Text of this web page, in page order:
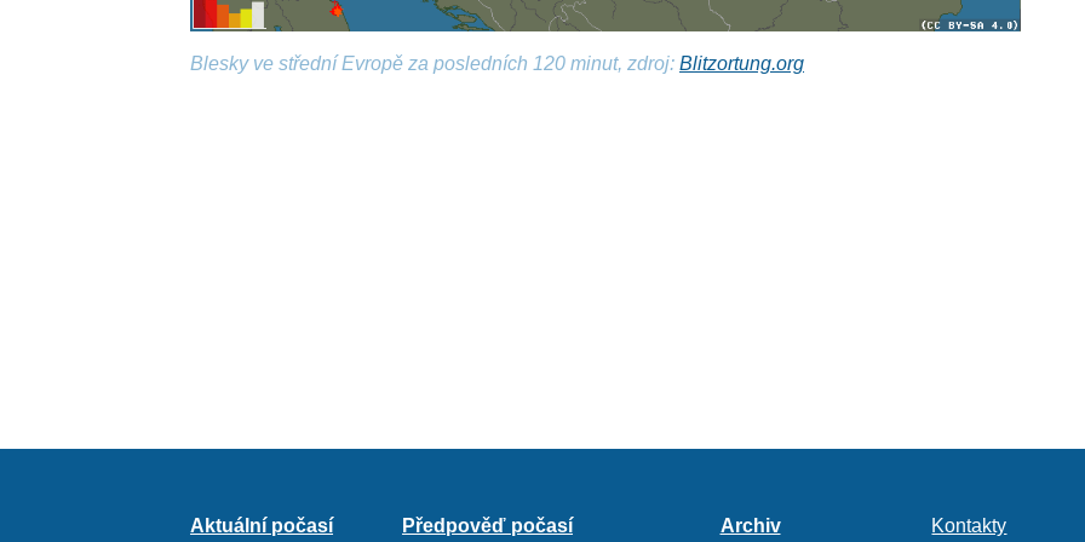
Blesky ve střední Evropě za posledních 120 minut, zdroj:Blitzortung.org
Aktuální počasí Předpověď počasí Archiv Kontakty